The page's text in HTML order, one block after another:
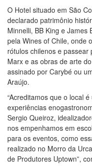
O Hotel situado em São
declarado patrimônio
Minnelli, BB King e James
pela Wines of Chile, onde
rótulos chilenos e
Marx e as obras de arte
assinado por Carybé ou
Araújo.
“Acreditamos que o local
experiências
Sergio Queiroz,
nos empenhamos em
para os eventos, como
realizado no Morro da
de Produtores Uptown”,